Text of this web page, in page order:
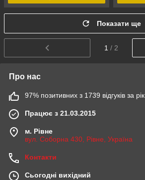
Показати ще
1 / 2
Про нас
97% позитивних з 1739 відгуків за рік
Працює з 21.03.2015
м. Рівне
вул. Соборна 430, Рівне, Україна
Контакти
Сьогодні вихідний